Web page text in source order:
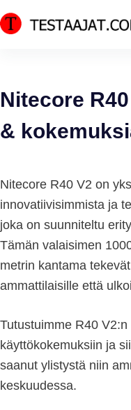
Skip
to
Nitecore
&
Nitecore R40 V2 on
innovatiivisimmista ja
joka on suunniteltu
Tämän valaisimen
metrin kantama
ammattilaisille että
Tutustuimme R40
käyttökokemuksiin ja
saanut ylistystä niin
keskuudessa.